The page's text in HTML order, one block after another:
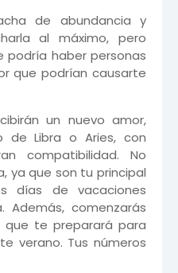
de abundancia y
al máximo, pero
haber personas
que podrían causarte
un nuevo amor,
de Libra o Aries, con
compatibilidad. No
ya que son tu principal
días de vacaciones
Además, comenzarás
que te preparará para
verano. Tus números